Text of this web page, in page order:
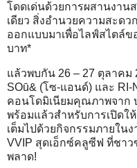
โดดเด่นด้วยการผสานงาน
เดียว สิ่งอำนวยความสะด
ออกแบบมาเพื่อไลฟ์สไตล์
บาท*
แล้วพบกัน 26 – 27 ตุลาคม
SOū& (โซ-แอนด์) และ RI-
คอนโดมิเนียมคุณภาพจาก
พร้อมแล้วสำหรับการเปิดใ
เต็มไปด้วยกิจกรรมภายใน
VVIP สุดเอ็กซ์คลูซีฟ ที่ชา
พลาด!